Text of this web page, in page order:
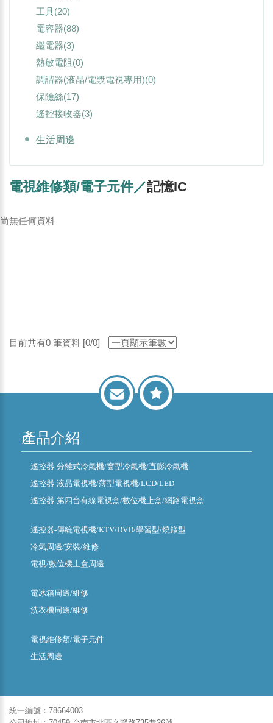
工具(20)
電容器(88)
繼電器(3)
熱敏電阻(0)
調諧器(液晶/電漿電視專用)(0)
保險絲(17)
遙控接收器(3)
生活周邊
電視維修類/電子元件／記憶IC
尚無任何資料
目前共有0 筆資料 [0/0]
產品介紹
遙控器-分離式冷氣機/窗型冷氣機/直膨冷氣機
遙控器-液晶電視機/薄型電視機/LCD/LED
遙控器-第四台有線電視盒/數位機上盒/網路電視盒
遙控器-傳統電視機/KTV/DVD/學習型/燒錄型
冷氣周邊/安裝/維修
電視/數位機上盒周邊
電冰箱周邊/維修
洗衣機周邊/維修
電視維修類/電子元件
生活周邊
統一編號：78664003